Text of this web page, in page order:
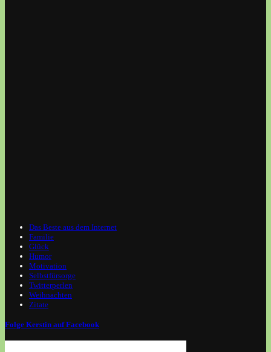
Das Beste aus dem Internet
Familie
Glück
Humor
Motivation
Selbstfürsorge
Twitterperlen
Weihnachten
Zitate
Folge Kerstin auf Facebook